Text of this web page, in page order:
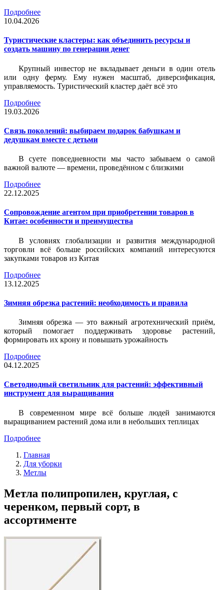
Подробнее
10.04.2026
Туристические кластеры: как объединить ресурсы и
создать машину по генерации денег
Крупный инвестор не вкладывает деньги в один отель
или одну ферму. Ему нужен масштаб, диверсификация,
управляемость. Туристический кластер даёт всё это
Подробнее
19.03.2026
Связь поколений: выбираем подарок бабушкам и
дедушкам вместе с детьми
В суете повседневности мы часто забываем о самой
важной валюте — времени, проведённом с близкими
Подробнее
22.12.2025
Сопровождение агентом при приобретении товаров в
Китае: особенности и преимущества
В условиях глобализации и развития международной
торговли всё больше российских компаний интересуются
закупками товаров из Китая
Подробнее
13.12.2025
Зимняя обрезка растений: необходимость и правила
Зимняя обрезка — это важный агротехнический приём,
который помогает поддерживать здоровье растений,
формировать их крону и повышать урожайность
Подробнее
04.12.2025
Светодиодный светильник для растений: эффективный
инструмент для выращивания
В современном мире всё больше людей занимаются
выращиванием растений дома или в небольших теплицах
Подробнее
Главная
Для уборки
Метлы
Метла полипропилен, круглая, с
черенком, первый сорт, в
ассортименте